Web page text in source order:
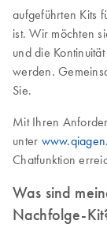
aufgeführten Kits
ist. Wir möchten
und die
werden.
Sie.
Mit Ihren
unter
Chatfunktion
Was sind
Nachfolge-